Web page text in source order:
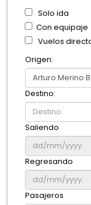
Solo ida
Con equipaje
Vuelos
Origen:
Destino:
Saliendo
Regresando
Pasajeros